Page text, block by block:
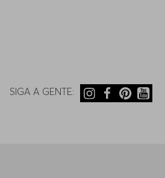
SIGA A GENTE: